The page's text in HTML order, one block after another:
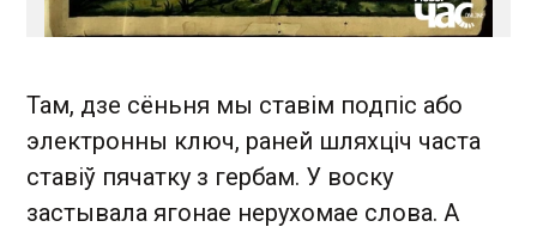
Там, дзе сёньня мы ставім подпіс або
электронны ключ, раней шляхціч часта
ставіў пячатку з гербам. У воску
застывала ягонае нерухомае слова. А